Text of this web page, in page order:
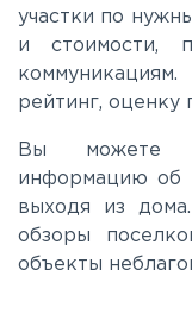
Киевское
Минское
участки по
и стоимости,
рейтинг, оценку
Вы можете
информацию об
выходя из
обзоры
объекты